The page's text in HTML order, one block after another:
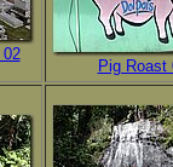
Pig Roast